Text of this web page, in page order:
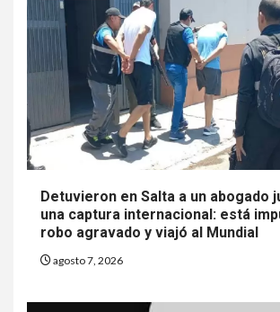
Detuvieron en Salta a un abogado
una captura internacional: está
robo agravado y viajó al Mundial
agosto 7, 2026